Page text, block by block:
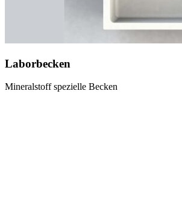
Laborbecken
Mineralstoff spezielle Becken